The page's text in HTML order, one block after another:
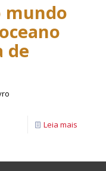
mundo
de
Leia mais